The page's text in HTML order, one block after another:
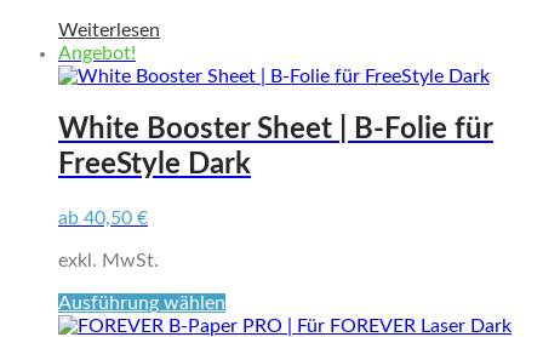
Produktseite
gewählt
werden
Weiterlesen
Angebot!
White Booster Sheet | B-Folie für
FreeStyle Dark
ab 40,50 €
exkl. MwSt.
Ausführung wählen
Produkt